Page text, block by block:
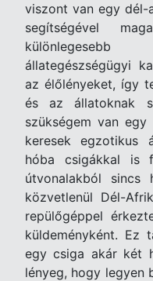
viszont van egy dél-
segítségével
állategészségügyi
az élőlényeket, így
és az állatoknak
szükségem van
keresek egzotikus
hóba csigákkal is
útvonalakból sincs
közvetlenül Dél-
repülőgéppel
küldeményként. Ez
egy csiga akár két
lényeg, hogy legyen